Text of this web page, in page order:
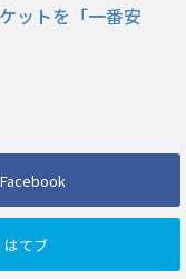
ットを「一番安
Facebook
はてブ